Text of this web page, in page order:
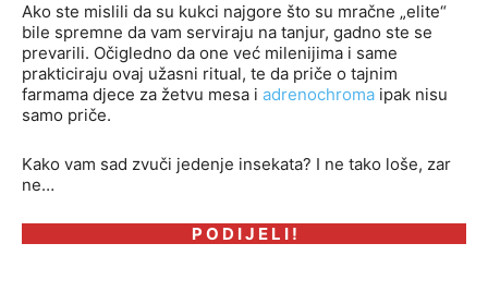
Ako ste mislili da su kukci najgore što su mračne „elite“
bile spremne da vam serviraju na tanjur, gadno ste se
prevarili. Očigledno da one već milenijima i same
prakticiraju ovaj užasni ritual, te da priče o tajnim
farmama djece za žetvu mesa i adrenochroma ipak nisu
samo priče.
Kako vam sad zvuči jedenje insekata? I ne tako loše, zar
ne…
P O D I J E L I !